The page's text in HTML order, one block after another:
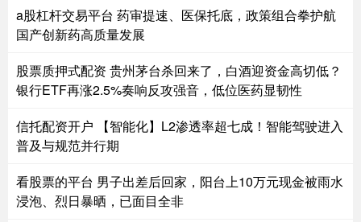
a股杠杆交易平台 药审提速、医保托底，政策组合拳护航
国产创新药高质量发展
股票质押式配资 贵州茅台杀回来了，白酒迎资金高切低？
银行ETF再涨2.5%奏响反攻强音，低位医药显韧性
信托配资开户 【智能化】L2渗透率超七成！智能驾驶进入
普及与规范并行期
看股票的平台 男子出差后回家，阳台上10万元现金被雨水
浸泡、烈日暴晒，已面目全非